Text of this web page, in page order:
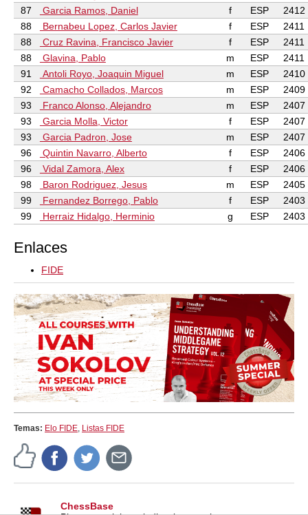
87
Garcia Ramos, Daniel f ESP
2412
88
Bernabeu Lopez, Carlos Javier f ESP
2411
88
Cruz Ravina, Francisco Javier f ESP
2411
88
Glavina, Pablo m ESP
2411
91
Antoli Royo, Joaquin Miguel m ESP
2410
92
Camacho Collados, Marcos m ESP
2409
93
Franco Alonso, Alejandro m ESP
2407
93
Garcia Molla, Victor f ESP
2407
93
Garcia Padron, Jose m ESP
2407
96
Quintin Navarro, Alberto f ESP
2406
96
Vidal Zamora, Alex f ESP
2406
98
Baron Rodriguez, Jesus m ESP
2405
99
Fernandez Borrego, Pablo f ESP
2403
99
Herraiz Hidalgo, Herminio g ESP 2403
Enlaces
FIDE
Temas: Elo FIDE, Listas FIDE
ChessBase